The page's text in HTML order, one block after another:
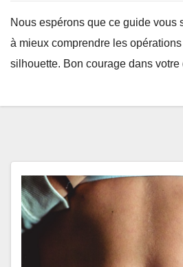
Nous espérons que ce guide vous
à mieux comprendre les
silhouette. Bon courage dans votre